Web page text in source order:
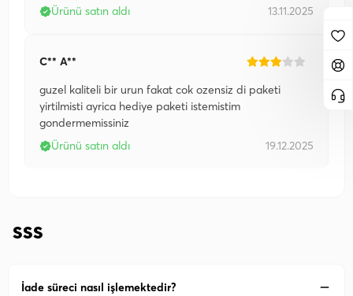
Ürünü satın aldı
13.11.2025
C** A**
guzel kaliteli bir urun fakat cok ozensiz di paketi
yirtilmisti ayrica hediye paketi istemistim
gondermemissiniz
Ürünü satın aldı
19.12.2025
SSS
İade süreci nasıl işlemektedir?